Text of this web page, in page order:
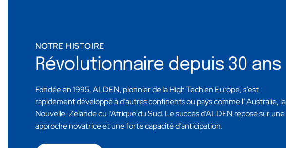
NOTRE HISTOIRE
Révolutionnaire depuis 30 ans
Fondée en 1995, ALDEN, pionnier de la High Tech en Europe, s’est
rapidement développé à d’autres continents ou pays comme l’ Australie, la
Nouvelle-Zélande ou l’Afrique du Sud. Le succès d’ALDEN repose sur une
approche novatrice et une forte capacité d’anticipation.